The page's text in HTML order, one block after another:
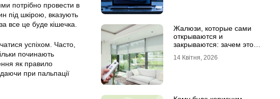
потрібно провести в
під шкірою, вказують
все це буде кішечка.
успіхом. Часто,
починають
як правило
даючи при пальпації
Жалюзи, которые сами
открываются и
закрываются: зачем это
14 Квітня, 2026